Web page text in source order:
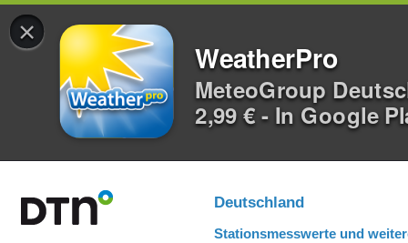
×
WeatherPro
MeteoGroup
2,99 € - In Google
Deutschland
Stationsmesswerte und